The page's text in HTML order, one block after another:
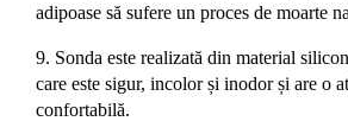
adipoase să sufere un proces de moarte
9. Sonda este realizată din material
care este sigur, incolor și inodor și are o
confortabilă.